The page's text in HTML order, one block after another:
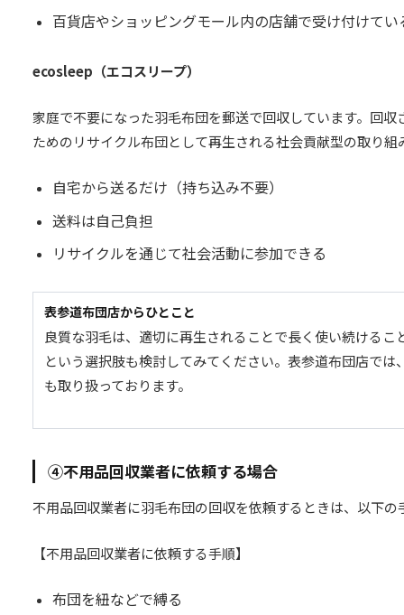
百貨店やショッピングモール内の店舗で受け付けて
ecosleep（エコスリープ）
家庭で不要になった羽毛布団を郵送で回収しています。回
ためのリサイクル布団として再生される社会貢献型の取り組
自宅から送るだけ（持ち込み不要）
送料は自己負担
リサイクルを通じて社会活動に参加できる
表参道布団店からひとこと
良質な羽毛は、適切に再生されることで長く使い続ける
という選択肢も検討してみてください。表参道布団店で
も取り扱っております。
④不用品回収業者に依頼する場合
不用品回収業者に羽毛布団の回収を依頼するときは、以下の
【不用品回収業者に依頼する手順】
布団を紐などで縛る